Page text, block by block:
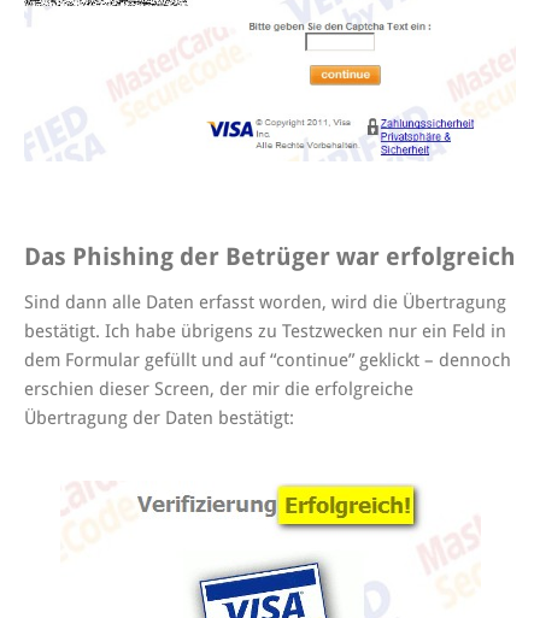
Das Phishing der Betrüger war erfolgreich
Sind dann alle Daten erfasst worden, wird die Übertragung
bestätigt. Ich habe übrigens zu Testzwecken nur ein Feld in
dem Formular gefüllt und auf “continue” geklickt – dennoch
erschien dieser Screen, der mir die erfolgreiche
Übertragung der Daten bestätigt: